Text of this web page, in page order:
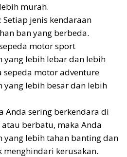
murah.
: Setiap jenis kendaraan
ban yang berbeda.
motor sport
yang lebih lebar dan lebih
sepeda motor adventure
yang lebih besar dan lebih
Anda sering berkendara di
berbatu, maka Anda
yang lebih tahan banting dan
kerusakan.